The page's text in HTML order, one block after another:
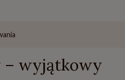
– wyjątkowy